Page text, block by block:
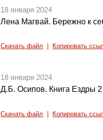
18 января 2024
Лена Магвай. Бережно к
Скачать файл Копировать
18 января 2024
Д.Б. Осипов. Книга Ездры 2
Скачать файл Копировать